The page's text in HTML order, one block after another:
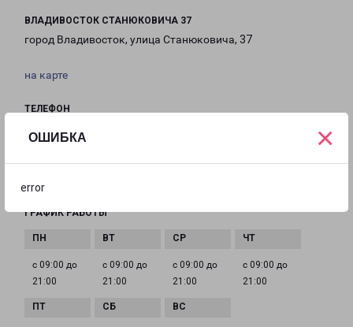
ОШИБКА
error
×
ВЛАДИВОСТОК СТАНЮКОВИЧА 37
город Владивосток, улица Станюковича, 37
на карте
ТЕЛЕФОН
EMAIL
ГРАФИК РАБОТЫ
с 09:00 до
21:00
с 09:00 до
21:00
с 09:00 до
21:00
с 09:00 до
21:00